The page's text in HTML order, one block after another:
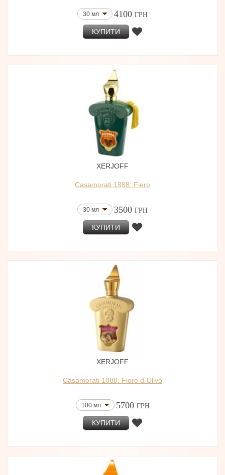
30 мл 4100 ГРН
КУПИТИ
XERJOFF
Casamorati 1888: Fiero
30 мл 3500 ГРН
КУПИТИ
XERJOFF
Casamorati 1888: Fiore d`Ulivo
100 мл 5700 ГРН
КУПИТИ